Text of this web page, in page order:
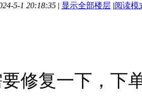
5-1 20:18:35 | 显示全部楼层 |阅读模
修复一下，下